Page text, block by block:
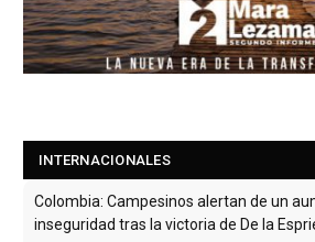
INTERNACIONALES
Colombia: Campesinos alertan de un
inseguridad tras la victoria de De la